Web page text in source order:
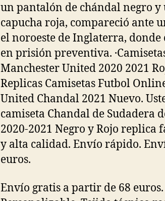
un pantalón de chándal negro y
capucha roja, compareció ante
el noroeste de Inglaterra, donde
en prisión preventiva.
Manchester United 2020 2021
Replicas Camisetas Futbol
United Chandal 2021 Nuevo.
camiseta Chandal de Sudadera
2020-2021 Negro y Rojo
y alta calidad. Envío rápido.
euros.
Envío gratis a partir de 68